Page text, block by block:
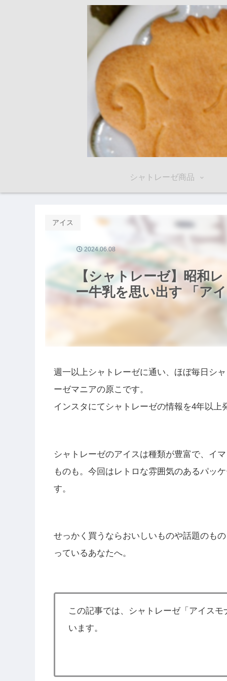
シャトレーゼ商品
【シャトレーゼ】昭和
ー牛乳を思い出す 「ア
アイス
2024.06.08
週一以上シャトレーゼに通い、ほぼ毎日シ
ーゼマニアの原こです。
インスタにてシャトレーゼの情報を4年以上
シャトレーゼのアイスは種類が豊富で、イ
ものも。今回はレトロな雰囲気のあるパッ
す。
せっかく買うならおいしいものや話題のも
っているあなたへ。
この記事では、シャトレーゼ「アイス
います。